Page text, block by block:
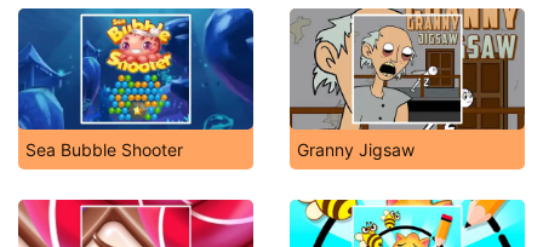
Sea Bubble Shooter Granny Jigsaw